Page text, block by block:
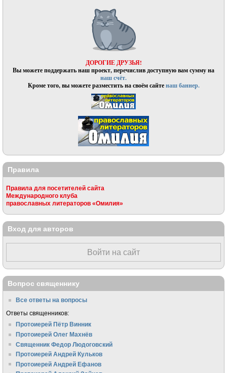
ДОРОГИЕ ДРУЗЬЯ!
Вы можете поддержать наш проект, перечислив доступную вам сумму на
наш счёт.
Кроме того, вы можете разместить на своём сайтенаш баннер.
Правила
Правила для посетителей сайта
Международного клуба
православных литераторов «Омилия»
Вход для авторов
Войти на сайт
Вопрос священнику
Все ответы на вопросы
Ответы священников:
Протоиерей Пётр Винник
Протоиерей Олег Махнёв
Священник Федор Людоговский
Протоиерей Андрей Кульков
Протоиерей Андрей Ефанов